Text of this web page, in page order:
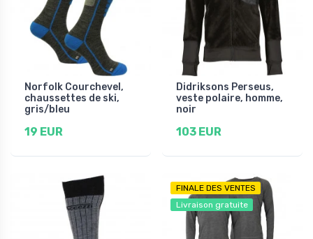
Norfolk Courchevel,
chaussettes de ski,
gris/bleu
19 EUR
Didriksons Perseus,
veste polaire, homme,
noir
103 EUR
FINALE DES VENTES
Livraison gratuite